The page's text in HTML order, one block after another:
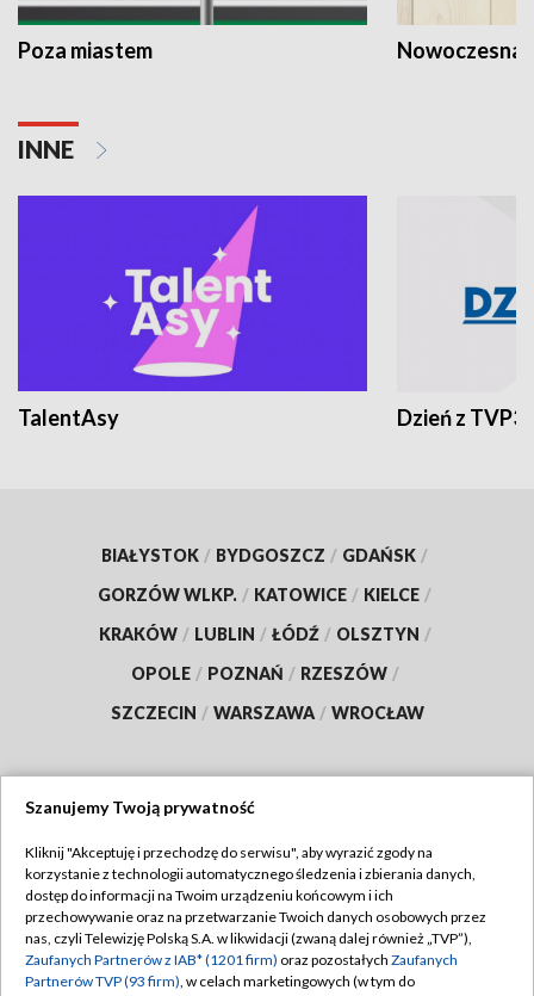
Poza miastem Nowoczesna
INNE
TalentAsy Dzień z TVP3
BIAŁYSTOK / BYDGOSZCZ / GDAŃSK /
GORZÓW WLKP. / KATOWICE / KIELCE /
KRAKÓW / LUBLIN / ŁÓDŹ / OLSZTYN /
OPOLE / POZNAŃ / RZESZÓW /
SZCZECIN / WARSZAWA / WROCŁAW
TVP
Abonament TVP
Emisja w TVP
Regulamin TVP
Polityka prywatności
Szanujemy Twoją prywatność
Kliknij "Akceptuję i przechodzę do serwisu", aby wyrazić zgody na
korzystanie z technologii automatycznego śledzenia i zbierania danych,
dostęp do informacji na Twoim urządzeniu końcowym i ich
przechowywanie oraz na przetwarzanie Twoich danych osobowych przez
nas, czyli Telewizję Polską S.A. w likwidacji (zwaną dalej również „TVP”),
Zaufanych Partnerów z IAB* (1201 firm) oraz pozostałych Zaufanych
Partnerów TVP (93 firm), w celach marketingowych (w tym do